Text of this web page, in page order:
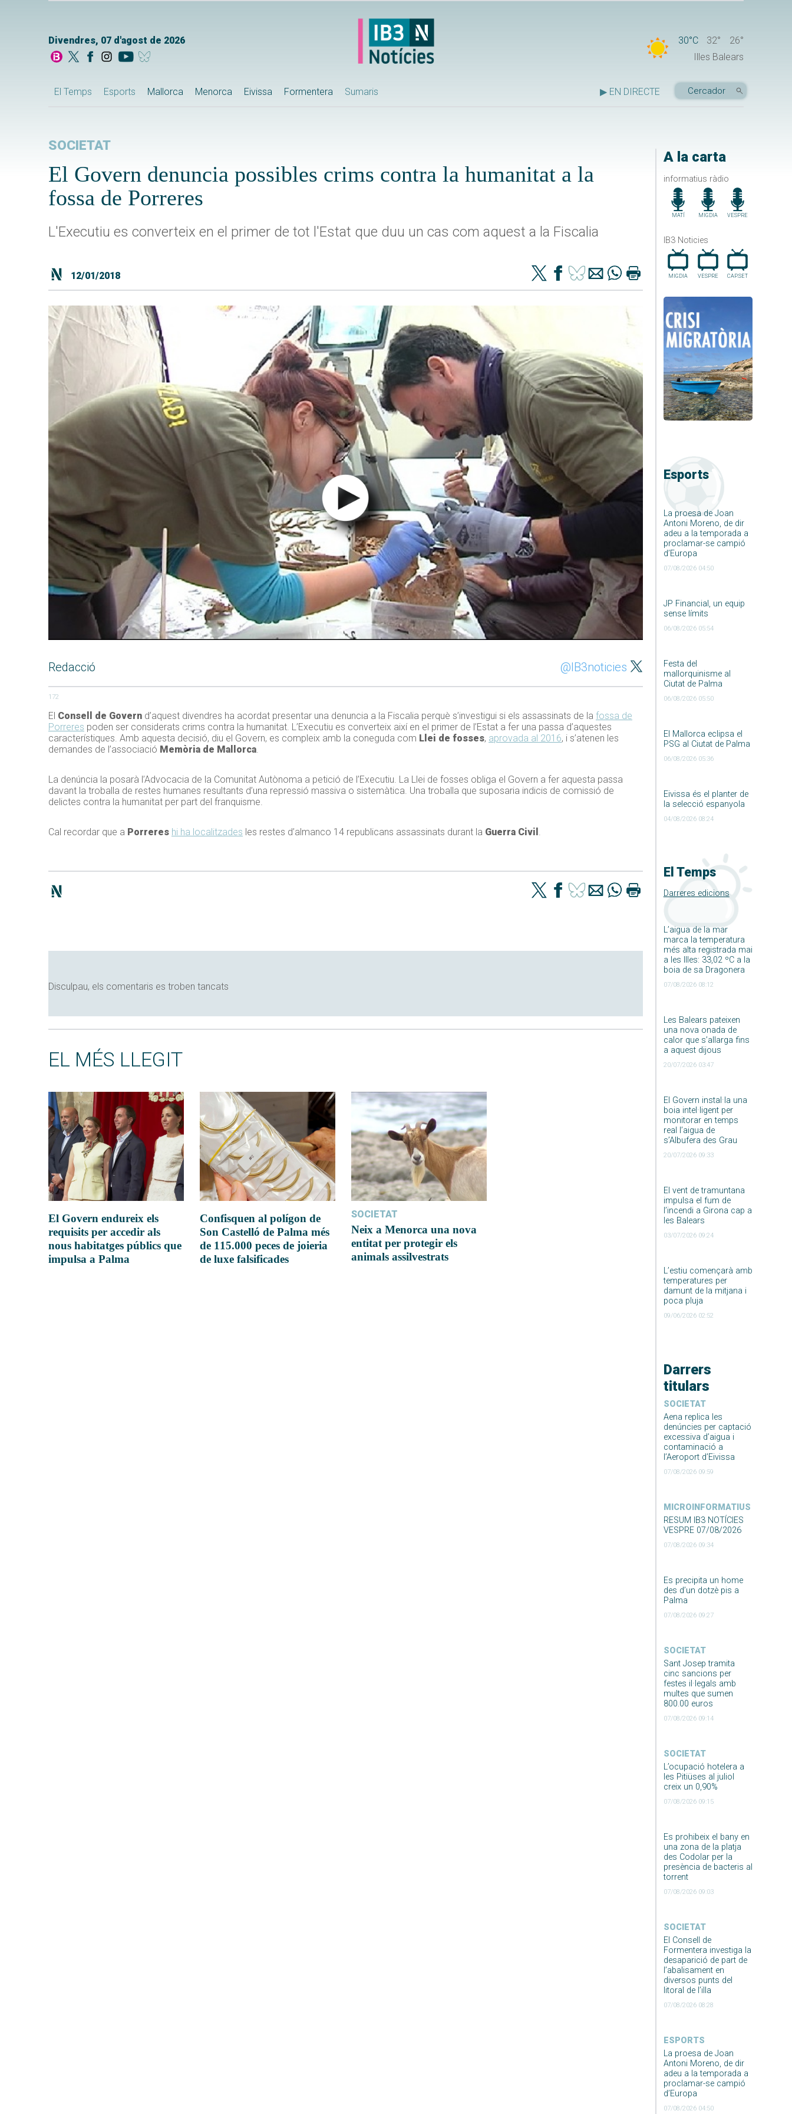
Divendres, 07 d'agost de 2026 30°C 32°
26°
Illes Balears
El Temps Esports Mallorca Menorca Eivissa Formentera Sumaris ▶ EN DIRECTE
A la carta
informatius ràdio
MATÍ MIGDIA VESPRE
IB3 Noticies
MIGDIA VESPRE CAP.SET
Esports
La proesa de Joan
Antoni Moreno, de dir
adeu a la temporada a
proclamar-se campió
d’Europa
07/08/2026 04:50
JP Financial, un equip
sense límits
06/08/2026 05:54
Festa del
mallorquinisme al
Ciutat de Palma
06/08/2026 05:50
El Mallorca eclipsa el
PSG al Ciutat de Palma
06/08/2026 05:36
Eivissa és el planter de
la selecció espanyola
04/08/2026 08:24
El Temps
Darreres edicions
L’aigua de la mar
marca la temperatura
més alta registrada mai
a les Illes: 33,02 ºC a la
boia de sa Dragonera
07/08/2026 08:12
Les Balears pateixen
una nova onada de
calor que s’allarga fins
a aquest dijous
20/07/2026 03:47
El Govern instal·la una
boia intel·ligent per
monitorar en temps
real l’aigua de
s’Albufera des Grau
20/07/2026 09:33
El vent de tramuntana
impulsa el fum de
l’incendi a Girona cap a
les Balears
03/07/2026 09:24
L’estiu començarà amb
temperatures per
damunt de la mitjana i
poca pluja
09/06/2026 02:52
Darrers
titulars
SOCIETAT
Aena replica les
denúncies per captació
excessiva d’aigua i
contaminació a
l’Aeroport d’Eivissa
07/08/2026 09:59
MICROINFORMATIUS
RESUM IB3 NOTÍCIES
VESPRE 07/08/2026
07/08/2026 09:34
Es precipita un home
des d’un dotzè pis a
Palma
07/08/2026 09:27
SOCIETAT
Sant Josep tramita
cinc sancions per
festes il·legals amb
multes que sumen
800.00 euros
07/08/2026 09:14
SOCIETAT
L’ocupació hotelera a
les Pitiüses al juliol
creix un 0,90%
07/08/2026 09:15
Es prohibeix el bany en
una zona de la platja
des Codolar per la
presència de bacteris al
torrent
07/08/2026 09:03
SOCIETAT
El Consell de
Formentera investiga la
desaparició de part de
l’abalisament en
diversos punts del
litoral de l’illa
07/08/2026 08:28
ESPORTS
La proesa de Joan
Antoni Moreno, de dir
adeu a la temporada a
proclamar-se campió
d’Europa
07/08/2026 04:50
SOCIETAT
El Govern denuncia possibles crims contra la humanitat a la
fossa de Porreres
L'Executiu es converteix en el primer de tot l'Estat que duu un cas com aquest a la Fiscalia
12/01/2018
Redacció @IB3noticies
172
El Consell de Govern d’aquest divendres ha acordat presentar una denuncia a la Fiscalia perquè s’investigui si els assassinats de la fossa de
Porreres poden ser considerats crims contra la humanitat. L’Executiu es converteix així en el primer de l’Estat a fer una passa d’aquestes
característiques. Amb aquesta decisió, diu el Govern, es compleix amb la coneguda com Llei de fosses, aprovada al 2016, i s’atenen les
demandes de l’associació Memòria de Mallorca.
La denúncia la posarà l’Advocacia de la Comunitat Autònoma a petició de l’Executiu. La Llei de fosses obliga el Govern a fer aquesta passa
davant la troballa de restes humanes resultants d’una repressió massiva o sistemàtica. Una troballa que suposaria indicis de comissió de
delictes contra la humanitat per part del franquisme.
Cal recordar que a Porreres hi ha localitzades les restes d’almanco 14 republicans assassinats durant la Guerra Civil .
Disculpau, els comentaris es troben tancats
EL MÉS LLEGIT
El Govern endureix els
requisits per accedir als
nous habitatges públics que
impulsa a Palma
Confisquen al polígon de
Son Castelló de Palma més
de 115.000 peces de joieria
de luxe falsificades
SOCIETAT
Neix a Menorca una nova
entitat per protegir els
animals assilvestrats